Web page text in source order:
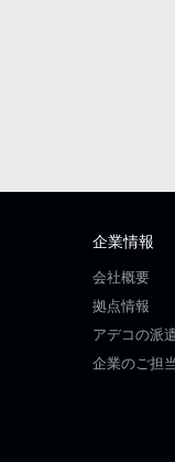
企業情報
会社概要
拠点情報
アデコの派
企業のご担